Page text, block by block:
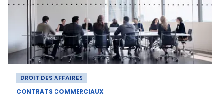
DROIT DES AFFAIRES
CONTRATS COMMERCIAUX